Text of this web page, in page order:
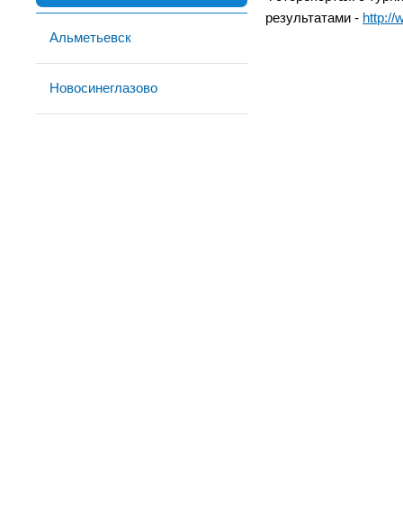
Альметьевск
Новосинеглазово
результатами - http://